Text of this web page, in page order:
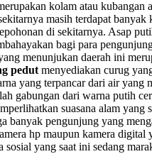
kolam atau kubangan
masih terdapat banyak
di sekitarnya. Asap
bagi para
menunjukan daerah ini
pedut menyediakan curug
yang terpancar dari air yang
gabungan dari warna putih
suasana alam yang
banyak pengunjung yang
hp maupun kamera digital
sosial yang saat ini sedang